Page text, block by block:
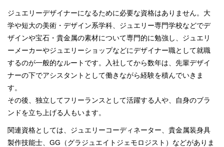
ジュエリーデザイナーになるために必要な資格はありません。大
学や短大の美術・デザイン系学科、ジュエリー専門学校などでデ
ザインや宝石・貴金属の素材について専門的に勉強し、ジュエリ
ーメーカーやジュエリーショップなどにデザイナー職として就職
するのが一般的なルートです。入社してから数年は、先輩デザイ
ナーの下でアシスタントとして働きながら経験を積んでいきま
す。
その後、独立してフリーランスとして活躍する人や、自身のブラ
ンドを立ち上げる人もいます。
関連資格としては、ジュエリーコーディネーター、貴金属装身具
製作技能士、GG（グラジュエイトジェモロジスト）などがありま